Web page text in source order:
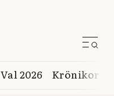
Val 2026 Krönikor